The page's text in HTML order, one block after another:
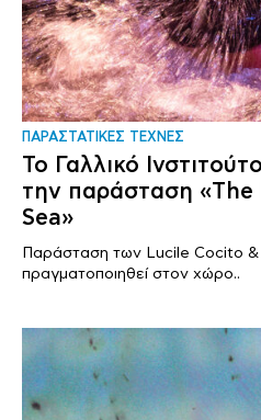
ΠΑΡΑΣΤΑΤΙΚΕΣ ΤΕΧΝΕΣ
Το Γαλλικό
την παράσταση
Sea»
Παράσταση των Lucile Cocito
πραγματοποιηθεί στον χώρο..